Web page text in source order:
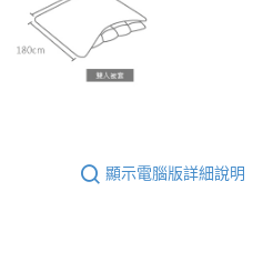
顯示電腦版詳細說明